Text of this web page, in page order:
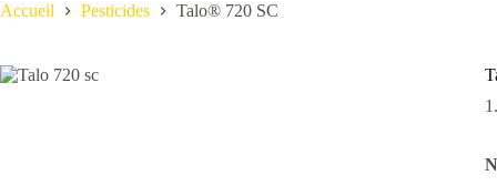
Accueil Pesticides Talo® 720 SC